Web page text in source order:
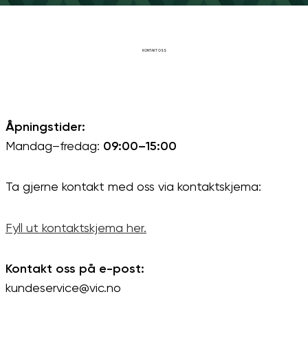
KONTAKT OSS
Åpningstider:
Mandag–fredag: 09:00–15:00
Ta gjerne kontakt med oss via kontaktskjema:
Fyll ut kontaktskjema her.
Kontakt oss på e-post:
kundeservice@vic.no